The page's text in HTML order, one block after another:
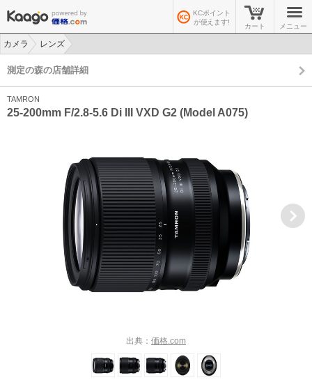
KCポイント
が使えます!
カート メニュー
カメラ
レンズ
測定の森の店舗詳細
TAMRON
25-200mm F/2.8-5.6 Di III VXD G2 (Model A075)
出典： 価格.com